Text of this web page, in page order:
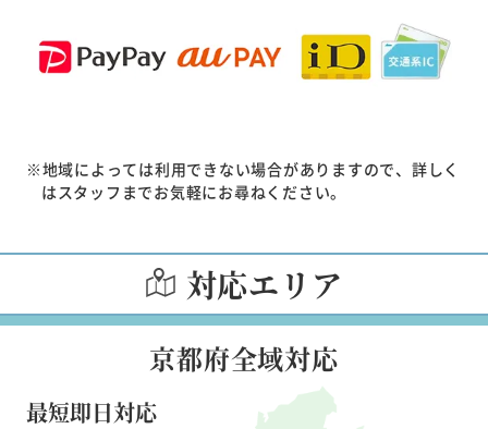
※地域によっては利用できない場合がありますので、詳しく
はスタッフまでお気軽にお尋ねください。
対応エリア
京都府全域対応
最短即日対応